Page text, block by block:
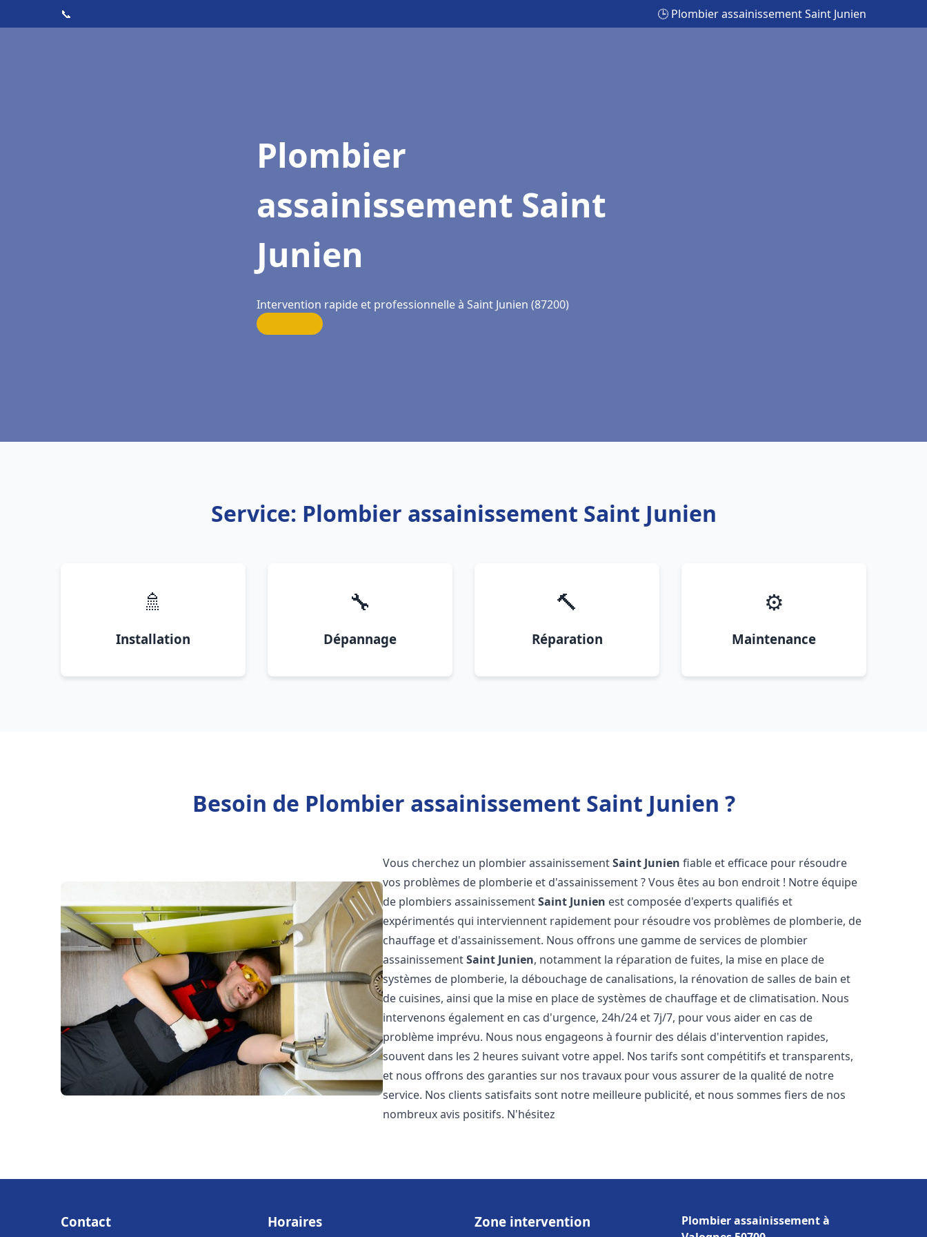
📞 🕒 Plombier assainissement Saint Junien
Plombier
assainissement Saint
Junien
Intervention rapide et professionnelle à Saint Junien (87200)
Service: Plombier assainissement Saint Junien
🚿
Installation
🔧
Dépannage
🔨
Réparation
⚙️
Maintenance
Besoin de Plombier assainissement Saint Junien ?
Vous cherchez un plombier assainissementSaint Junien fiable et efficace pour résoudre
vos problèmes de plomberie et d'assainissement ? Vous êtes au bon endroit ! Notre équipe
de plombiers assainissementSaint Junien est composée d'experts qualifiés et
expérimentés qui interviennent rapidement pour résoudre vos problèmes de plomberie, de
chauffage et d'assainissement. Nous offrons une gamme de services de plombier
assainissementSaint Junien, notamment la réparation de fuites, la mise en place de
systèmes de plomberie, la débouchage de canalisations, la rénovation de salles de bain et
de cuisines, ainsi que la mise en place de systèmes de chauffage et de climatisation. Nous
intervenons également en cas d'urgence, 24h/24 et 7j/7, pour vous aider en cas de
problème imprévu. Nous nous engageons à fournir des délais d'intervention rapides,
souvent dans les 2 heures suivant votre appel. Nos tarifs sont compétitifs et transparents,
et nous offrons des garanties sur nos travaux pour vous assurer de la qualité de notre
service. Nos clients satisfaits sont notre meilleure publicité, et nous sommes fiers de nos
nombreux avis positifs. N'hésitez
Contact Horaires Zone intervention
Plombier assainissement à